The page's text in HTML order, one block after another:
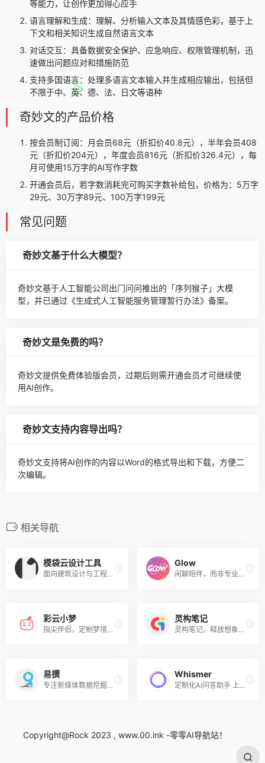
等能力，让创作更加得心应手
语言理解和生成：理解、分析输入文本及其情感色彩，基于上
下文和相关知识生成自然语言文本
对话交互：具备数据安全保护、应急响应、权限管理机制，迅
速做出问题应对和措施防范
支持多国语言：处理多语言文本输入并生成相应输出，包括但
不限于中、英、德、法、日文等语种
奇妙文的产品价格
按会员制订阅：月会员68元（折扣价40.8元），半年会员408
元（折扣价204元），年度会员816元（折扣价326.4元），每
月可使用15万字的AI写作字数
开通会员后，若字数消耗完可购买字数补给包，价格为：5万字
29元、30万字89元、100万字199元
常见问题
奇妙文基于什么大模型？
奇妙文基于人工智能公司出门问问推出的「序列猴子」大模
型，并已通过《生成式人工智能服务管理暂行办法》备案。
奇妙文是免费的吗？
奇妙文提供免费体验版会员，过期后则需开通会员才可继续使
用AI创作。
奇妙文支持内容导出吗？
奇妙文支持将AI创作的内容以Word的格式导出和下载，方便二
次编辑。
相关导航
模袋云设计工具
面向建筑设计与工程行业的云端BIM协同平台
Glow
闲聊陪伴，而非专业知识性回答，可调教AI的性格
彩云小梦
指尖伴侣，定制梦境，用语言定制AI角色，声临其境无限可能
灵构笔记
灵构笔记，释放想象，记录一切
易撰
专注新媒体数据挖掘分析服务_让新媒体内容创作更高效
Whismer
定制化AI问答助手 上传资料训练专有AI
Copyright@Rock 2023 , www.00.ink -零零AI导航站！